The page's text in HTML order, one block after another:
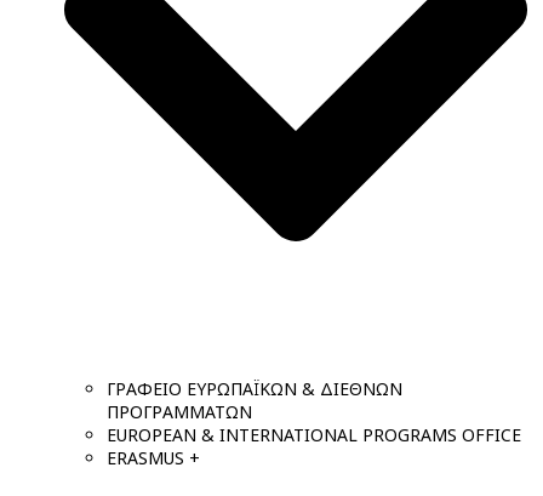
ΓΡΑΦΕΙΟ ΕΥΡΩΠΑΪΚΩΝ & ΔΙΕΘΝΩΝ
ΠΡΟΓΡΑΜΜΑΤΩΝ
EUROPEAN & INTERNATIONAL PROGRAMS OFFICE
ERASMUS +